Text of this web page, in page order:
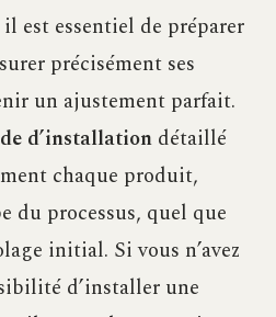
est essentiel de préparer
précisément ses
un ajustement parfait.
d’installation détaillé
chaque produit,
du processus, quel que
initial. Si vous n’avez
d’installer une